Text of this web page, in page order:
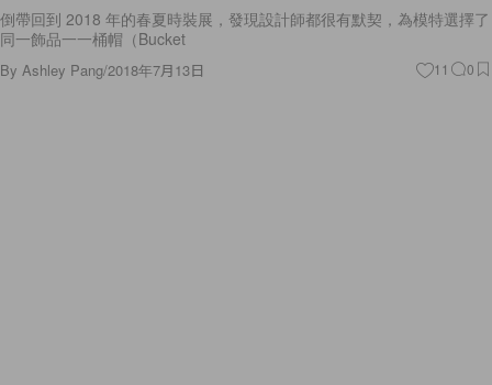
倒帶回到 2018 年的春夏時裝展，發現設計師都很有默契，為模特選擇了
同一飾品一一桶帽（Bucket
By Ashley Pang/2018年7月13日 11 0